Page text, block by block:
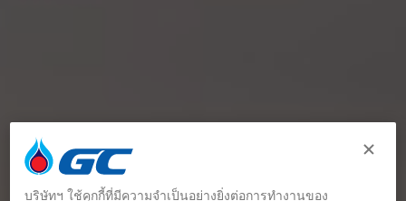
บริษัทฯ ใช้คุกกี้ที่มีความจำเป็นอย่างยิ่งต่อการทำงานของ